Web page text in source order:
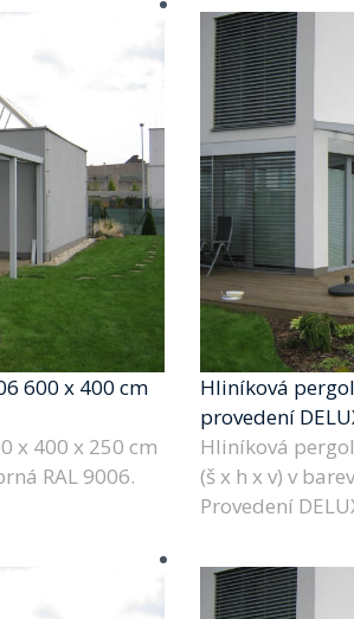
600 x 400 cm
x 400 x 250 cm
RAL 9006.
Hliníková
provedení
Hliníková
(š x h x v) v
Provedení